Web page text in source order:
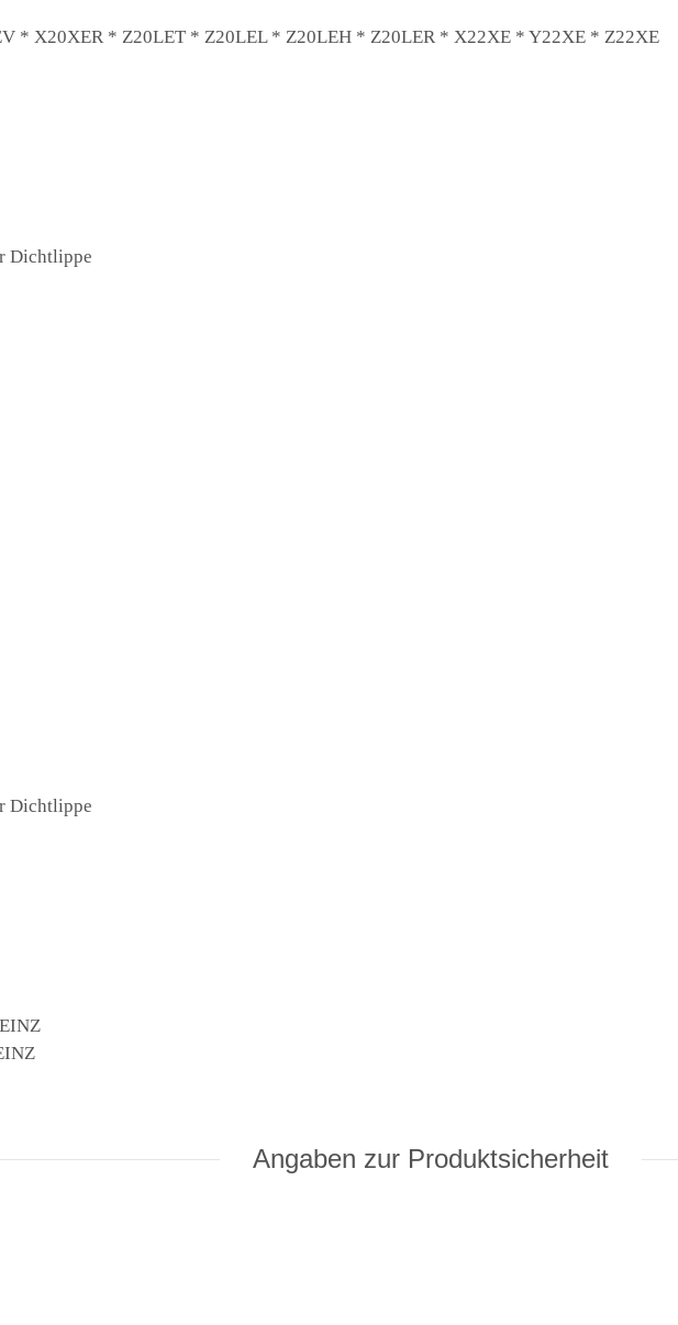
* X20XER * Z20LET * Z20LEL * Z20LEH * Z20LER * X22XE * Y22XE * Z22XE
Dichtlippe
Dichtlippe
Angaben zur Produktsicherheit